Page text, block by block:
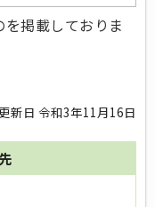
掲載しておりま
新日 令和3年11月16日